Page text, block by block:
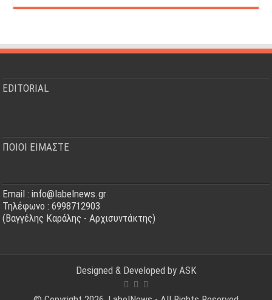
EDITORIAL
ΠΟΙΟΙ ΕΙΜΑΣΤΕ
Email : info@labelnews.gr
Τηλέφωνο : 6998712903
(Βαγγέλης Καράλης - Αρχισυντάκτης)
Designed & Developed by ASK